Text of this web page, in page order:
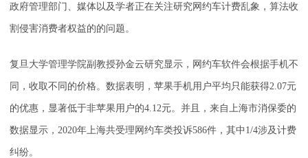
政府管理部门、媒体以及学者正在关注研究网约车计费乱象，算法收
割侵害消费者权益的的问题。
复旦大学管理学院副教授孙金云研究显示，网约车软件会根据手机不
同，收取不同的价格。数据表明，苹果手机用户平均只能获得2.07元
的优惠，显著低于非苹果用户的4.12元。并且，来自上海市消保委的
数据显示，2020年上海共受理网约车类投诉586件，其中1/4涉及计费
纠纷。